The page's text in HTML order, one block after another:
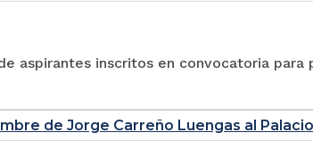
aspirantes inscritos en convocatoria para
de Jorge Carreño Luengas al